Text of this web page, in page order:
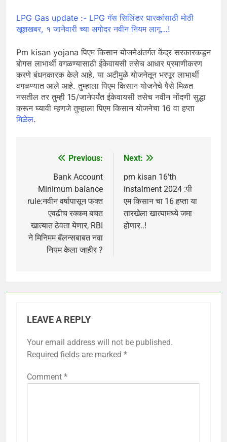
LPG Gas update :- LPG गॅस सिलिंडर धारकांसाठी मोठी
खूशखबर, १ जानेवारी च्या अगोदर नवीन नियम लागू…!
Pm kisan yojana पिएम किसान योजनेअंतर्गत केंद्र सरकारकडून
बोगस लाभार्थी वगळण्यासाठी ईकेवायसी तसेच आधार प्रमाणीकरण
करणे बंधनकारक केले आहे. या अटीमुळे योजनेतून भरपूर लाभार्थी
वगळण्यात आले आहे. तुम्हाला पिएम किसान योजनेचे पैसे मिळत
नसतील तर तुम्ही 15/जानेपर्यंत ईकेवायसी तसेच नवीन नोंदणी सुद्धा
करून घ्यावी म्हणजे तुम्हाला पिएम किसान योजनेचा 16 वा हप्ता
मिळेल.
navigation
Previous:
Bank Account
Minimum balance
rule:नवीन वर्षापासून फक्त
एवढीच रक्कम बचत
खात्यात ठेवता येणार, RBI
ने मिनिमम बॅलन्सबाबत नवा
नियम केला जाहीर ?
Next:
pm kisan 16’th
instalment 2024 :पी
एम किसान चा 16 हप्ता या
तारखेला खात्यामध्ये जमा
होणार..!
LEAVE A REPLY
Your email address will not be published.
Required fields are marked *
Comment *